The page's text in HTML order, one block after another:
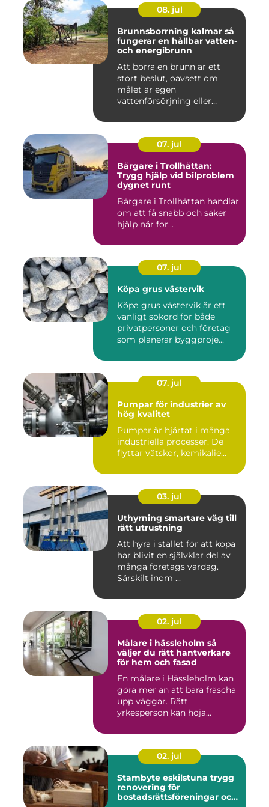
08. jul
Brunnsborrning kalmar så
fungerar en hållbar vatten-
och energibrunn
Att borra en brunn är ett
stort beslut, oavsett om
målet är egen
vattenförsörjning eller
07. jul
Bärgare i Trollhättan:
Trygg hjälp vid bilproblem
dygnet runt
Bärgare i Trollhättan handlar
om att få snabb och säker
hjälp när for...
07. jul
Köpa grus västervik
Köpa grus västervik är ett
vanligt sökord för både
privatpersoner och företag
som planerar byggproje...
07. jul
Pumpar för industrier av
hög kvalitet
Pumpar är hjärtat i många
industriella processer. De
flyttar vätskor, kemikalie...
03. jul
Uthyrning smartare väg till
rätt utrustning
Att hyra i stället för att köpa
har blivit en självklar del av
många företags vardag.
Särskilt inom ...
02. jul
Målare i hässleholm så
väljer du rätt hantverkare
för hem och fasad
En målare i Hässleholm kan
göra mer än att bara fräscha
upp väggar. Rätt
yrkesperson kan höja
02. jul
Stambyte eskilstuna trygg
renovering för
bostadsrättsföreningar och